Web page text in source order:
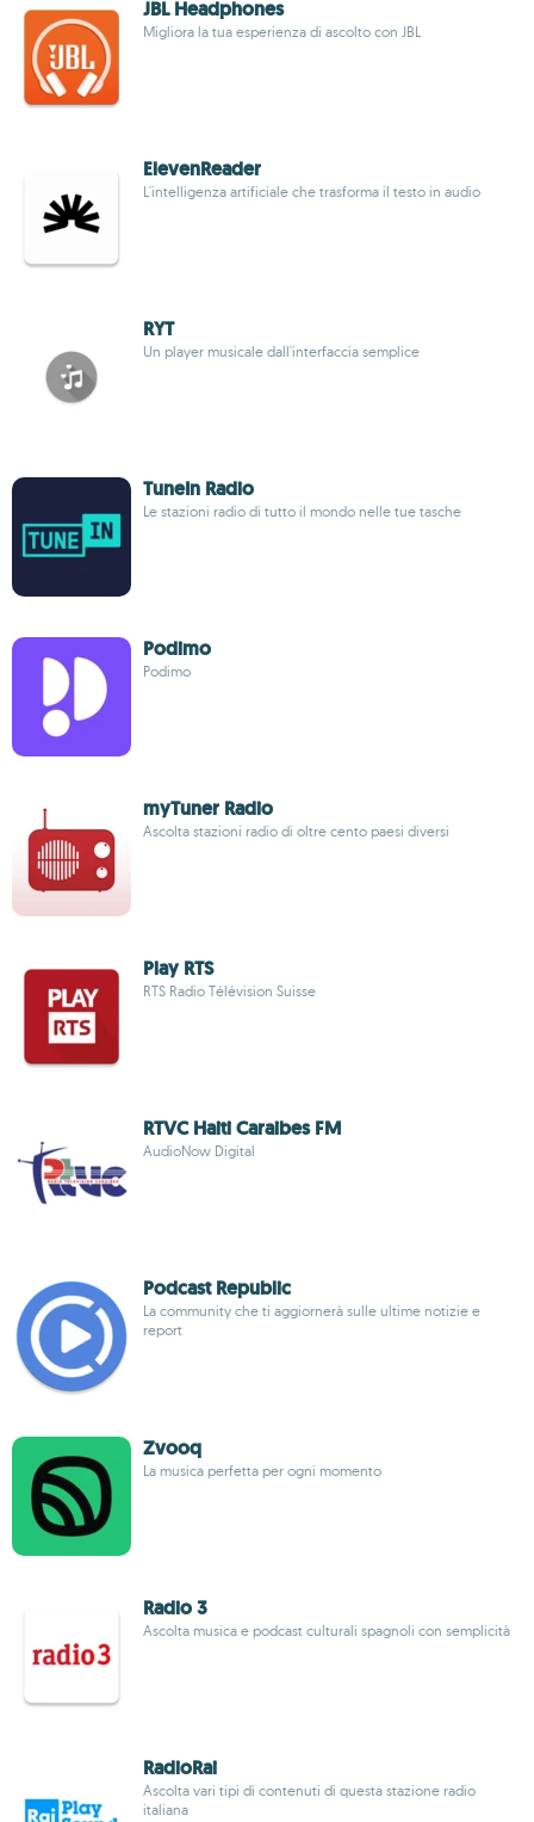
JBL Headphones
Migliora la tua esperienza di ascolto con JBL
ElevenReader
L'intelligenza artificiale che trasforma il testo in audio
RYT
Un player musicale dall'interfaccia semplice
TuneIn Radio
Le stazioni radio di tutto il mondo nelle tue tasche
Podimo
Podimo
myTuner Radio
Ascolta stazioni radio di oltre cento paesi diversi
Play RTS
RTS Radio Télévision Suisse
RTVC Haiti Caraibes FM
AudioNow Digital
Podcast Republic
La community che ti aggiornerà sulle ultime notizie e
report
Zvooq
La musica perfetta per ogni momento
Radio 3
Ascolta musica e podcast culturali spagnoli con semplicità
RadioRai
Ascolta vari tipi di contenuti di questa stazione radio
italiana